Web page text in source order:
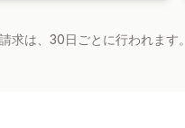
求は、30日ごとに行われます。